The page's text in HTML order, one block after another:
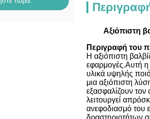
Αξιόπιστη
Περιγραφή του
Η αξιόπιστη
εφαρμογές.Αυτή η
υλικά υψηλής
μια αξιόπιστη
εξασφαλίζουν τον
λειτουργεί
ανεφοδιασμό του
δραστηριοτήτων